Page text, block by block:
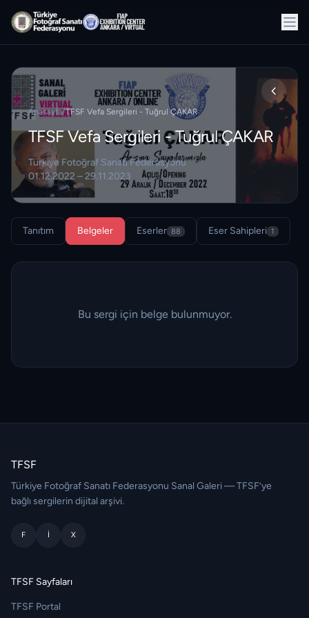
Anasayfa/TFSF Vefa Sergileri - Tuğrul ÇAKAR
TFSF Vefa Sergileri - Tuğrul ÇAKAR
Türkiye Fotoğraf Sanatı Federasyonu
01.12.2022 – 29.11.2023
Tanıtım Belgeler Eserler 88 Eser Sahipleri 1
Bu sergi için belge bulunmuyor.
TFSF
Türkiye Fotoğraf Sanatı Federasyonu Sanal Galeri — TFSF’ye
bağlı sergilerin dijital arşivi.
F I X
TFSF Sayfaları
TFSF Portal